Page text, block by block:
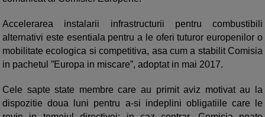
Accelerarea instalarii infrastructurii pentru combustibili
alternativi este esentiala pentru a le oferi tuturor europenilor o
mobilitate ecologica si competitiva, asa cum a stabilit Comisia
in pachetul ”Europa in miscare”, adoptat in mai 2017.
Cele sapte state membre care au primit aviz motivat au la
dispozitie doua luni pentru a-si indeplini obligatiile care le